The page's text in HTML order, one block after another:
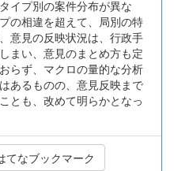
イプ別の案件分布が異な
の相違を超えて、局別の特
意見の反映状況は、行政手
まい、意見のまとめ方も定
らず、マクロの量的な分析
あるものの、意見反映まで
とも、改めて明らかとなっ
てなブックマーク